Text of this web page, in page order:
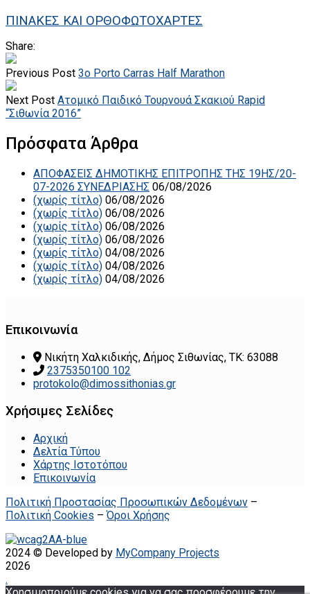
ΠΙΝΑΚΕΣ ΚΑΙ ΟΡΘΟΦΩΤΟΧΑΡΤΕΣ
Share:
Previous Post 3ο Porto Carras Half Marathon
Next Post Ατομικό Παιδικό Τουρνουά Σκακιού Rapid
“Σιθωνία 2016”
Πρόσφατα Άρθρα
ΑΠΟΦΑΣΕΙΣ ΔΗΜΟΤΙΚΗΣ ΕΠΙΤΡΟΠΗΣ ΤΗΣ 19ΗΣ/20-
07-2026 ΣΥΝΕΔΡΙΑΣΗΣ 06/08/2026
(χωρίς τίτλο) 06/08/2026
(χωρίς τίτλο) 06/08/2026
(χωρίς τίτλο) 06/08/2026
(χωρίς τίτλο) 06/08/2026
(χωρίς τίτλο) 04/08/2026
(χωρίς τίτλο) 04/08/2026
(χωρίς τίτλο) 04/08/2026
Επικοινωνία
Νικήτη Χαλκιδικής, Δήμος Σιθωνίας, ΤΚ: 63088
2375350100 102
protokolo@dimossithonias.gr
Χρήσιμες Σελίδες
Αρχική
Δελτία Τύπου
Χάρτης Ιστοτόπου
Επικοινωνία
Πολιτική Προστασίας Προσωπικών Δεδομένων –
Πολιτική Cookies –Όροι Χρήσης
2024 © Developed by MyCompany Projects
2026
.